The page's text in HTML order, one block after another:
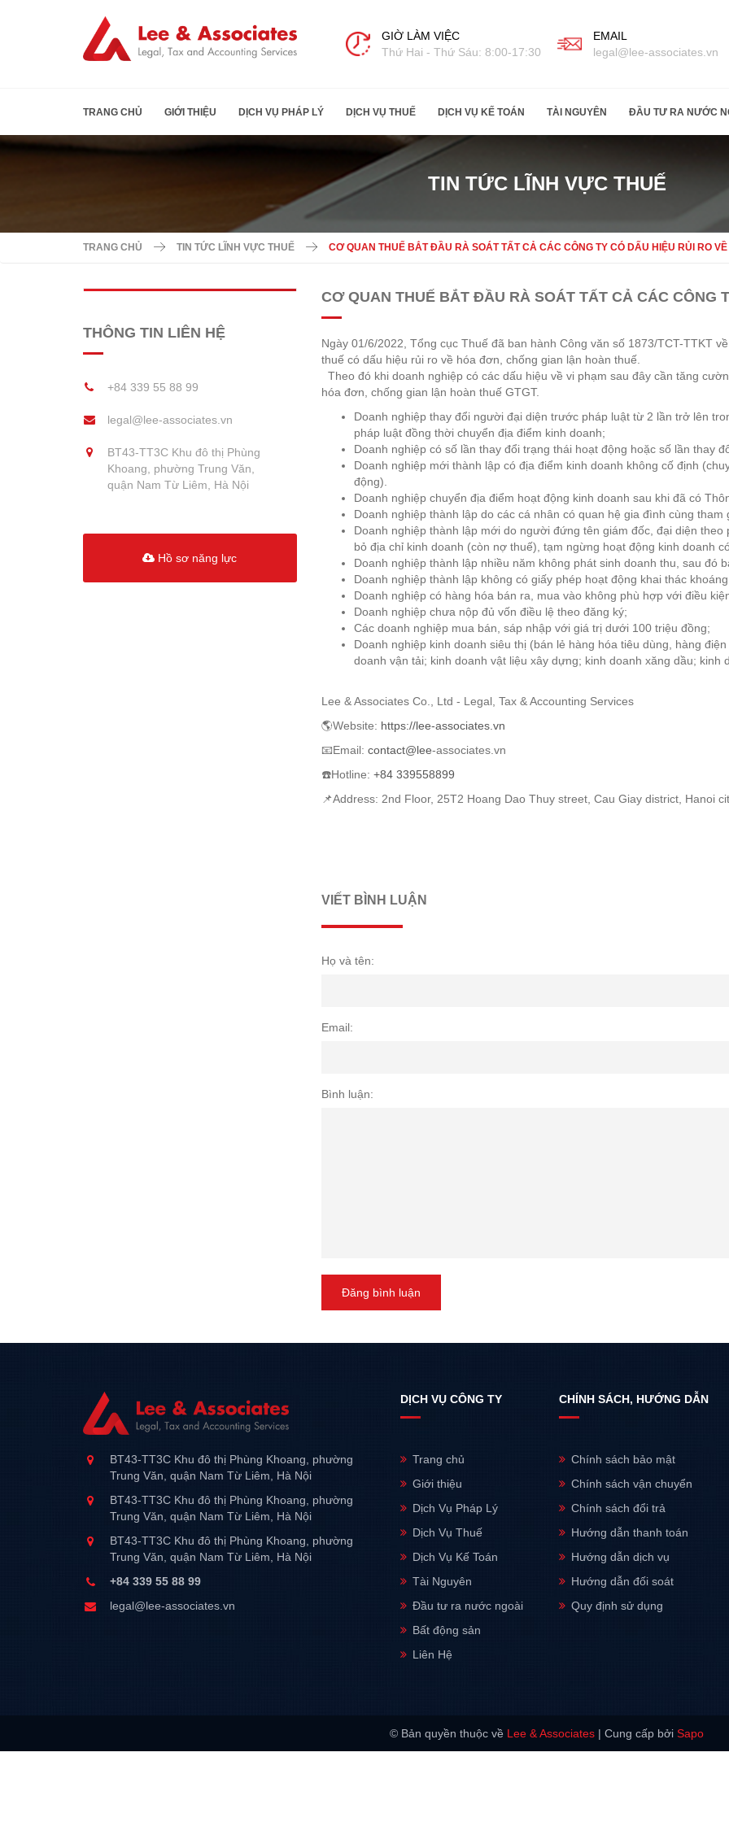
EMAIL
legal@lee-associates.vn
GIỜ LÀM VIỆC
Thứ Hai - Thứ Sáu: 8:00-17:30
TRANG CHỦ GIỚI THIỆU DỊCH VỤ PHÁP LÝ DỊCH VỤ THUẾ DỊCH VỤ KẾ TOÁN TÀI NGUYÊN ĐẦU TƯ RA NƯỚC
TIN TỨC LĨNH VỰC THUẾ
TRANG CHỦ TIN TỨC LĨNH VỰC THUẾ CƠ QUAN THUẾ BẮT ĐẦU RÀ SOÁT TẤT CẢ CÁC CÔNG TY CÓ DẤU HIỆU RỦI RO
CƠ QUAN THUẾ BẮT ĐẦU RÀ SOÁT TẤT CẢ CÁC CÔNG
Ngày 01/6/2022, Tổng cục Thuế đã ban hành Công văn số 1873/TCT-TTKT
thuế có dấu hiệu rủi ro về hóa đơn, chống gian lận hoàn thuế.
Theo đó khi doanh nghiệp có các dấu hiệu về vi phạm sau đây cần tăng
hóa đơn, chống gian lận hoàn thuế GTGT.
Doanh nghiệp thay đổi người đại diện trước pháp luật từ 2 lần trở lên
pháp luật đồng thời chuyển địa điểm kinh doanh;
Doanh nghiệp có số lần thay đổi trạng thái hoạt động hoặc số lần thay
Doanh nghiệp mới thành lập có địa điểm kinh doanh không cố định
động).
Doanh nghiệp chuyển địa điểm hoạt động kinh doanh sau khi đã có
Doanh nghiệp thành lập do các cá nhân có quan hệ gia đình cùng
Doanh nghiệp thành lập mới do người đứng tên giám đốc, đại diện
bỏ địa chỉ kinh doanh (còn nợ thuế), tạm ngừng hoạt động kinh doanh
Doanh nghiệp thành lập nhiều năm không phát sinh doanh thu, sau đó
Doanh nghiệp thành lập không có giấy phép hoạt động khai thác
Doanh nghiệp có hàng hóa bán ra, mua vào không phù hợp với điều
Doanh nghiệp chưa nộp đủ vốn điều lệ theo đăng ký;
Các doanh nghiệp mua bán, sáp nhập với giá trị dưới 100 triệu đồng;
Doanh nghiệp kinh doanh siêu thị (bán lẻ hàng hóa tiêu dùng, hàng
doanh vận tải; kinh doanh vật liệu xây dựng; kinh doanh xăng dầu; kinh
Lee & Associates Co., Ltd - Legal, Tax & Accounting Services
🌎Website: https://lee-associates.vn
📧Email: contact@lee-associates.vn
☎️Hotline: +84 339558899
📌Address: 2nd Floor, 25T2 Hoang Dao Thuy street, Cau Giay district, Hanoi
VIẾT BÌNH LUẬN
Họ và tên:
Email:
Bình luận:
Đăng bình luận
THÔNG TIN LIÊN HỆ
+84 339 55 88 99
legal@lee-associates.vn
BT43-TT3C Khu đô thị Phùng
Khoang, phường Trung Văn,
quận Nam Từ Liêm, Hà Nội
Hồ sơ năng lực
BT43-TT3C Khu đô thị Phùng Khoang, phường
Trung Văn, quận Nam Từ Liêm, Hà Nội
BT43-TT3C Khu đô thị Phùng Khoang, phường
Trung Văn, quận Nam Từ Liêm, Hà Nội
BT43-TT3C Khu đô thị Phùng Khoang, phường
Trung Văn, quận Nam Từ Liêm, Hà Nội
+84 339 55 88 99
legal@lee-associates.vn
DỊCH VỤ CÔNG TY
Trang chủ
Giới thiệu
Dịch Vụ Pháp Lý
Dịch Vụ Thuế
Dịch Vụ Kế Toán
Tài Nguyên
Đầu tư ra nước ngoài
Bất động sản
Liên Hệ
CHÍNH SÁCH, HƯỚNG DẪN
Chính sách bảo mật
Chính sách vận chuyển
Chính sách đổi trả
Hướng dẫn thanh toán
Hướng dẫn dịch vụ
Hướng dẫn đối soát
Quy định sử dụng
© Bản quyền thuộc về Lee & Associates | Cung cấp bởi Sapo